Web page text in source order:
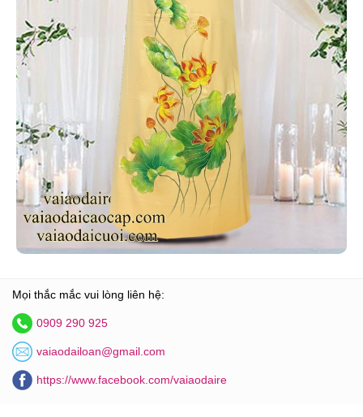
Mọi thắc mắc vui lòng liên hệ:
0909 290 925
vaiaodailoan@gmail.com
https://www.facebook.com/vaiaodaire